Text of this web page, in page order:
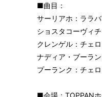
■曲目：
サーリアホ：ララ
ショスタコーヴィ
クレンゲル：チェ
ナディア・ブーラ
プーランク：チェ
■会場：TOPPAN